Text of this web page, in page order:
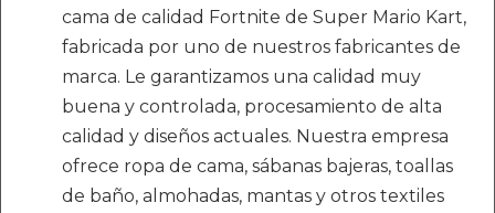
cama de calidad Fortnite de Super Mario Kart,
fabricada por uno de nuestros fabricantes de
marca. Le garantizamos una calidad muy
buena y controlada, procesamiento de alta
calidad y diseños actuales. Nuestra empresa
ofrece ropa de cama, sábanas bajeras, toallas
de baño, almohadas, mantas y otros textiles